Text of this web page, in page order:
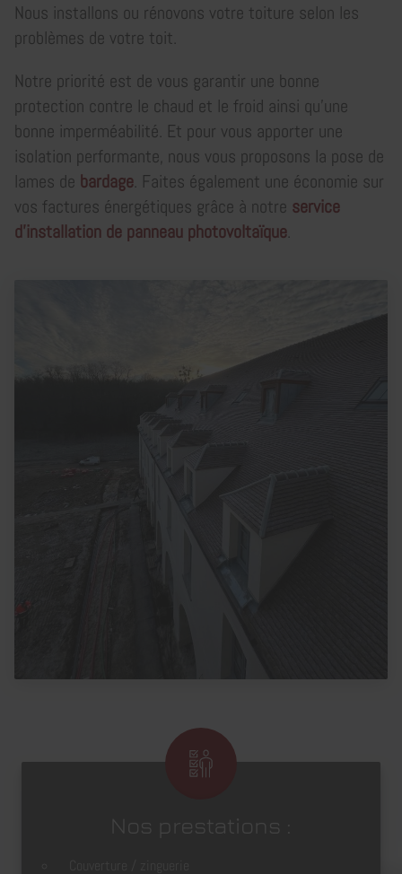
Nous installons ou rénovons votre toiture selon les
problèmes de votre toit.
Notre priorité est de vous garantir une bonne
protection contre le chaud et le froid ainsi qu’une
bonne imperméabilité. Et pour vous apporter une
isolation performante, nous vous proposons la pose de
lames de bardage. Faites également une économie sur
vos factures énergétiques grâce à notre service
d'installation de panneau photovoltaïque.
Nos prestations :